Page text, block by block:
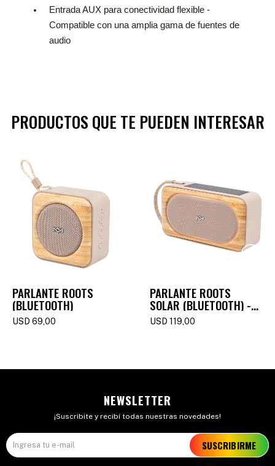
Entrada AUX para conectividad flexible -
Compatible con una amplia gama de fuentes de
audio
PRODUCTOS QUE TE PUEDEN INTERESAR
PARLANTE ROOTS
(BLUETOOTH)
USD 69,00
PARLANTE ROOTS
SOLAR (BLUETOOTH) -
CREAM
USD 119,00
NEWSLETTER
¡Suscribite y recibí todas nuestras novedades!
SUSCRIBIRME